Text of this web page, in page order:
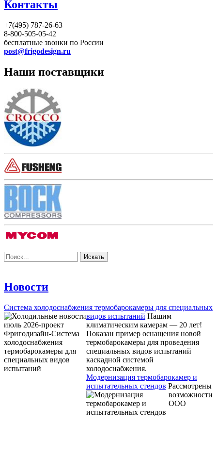
Контакты
+7(495) 787-26-63
8-800-505-05-42
бесплатные звонки по России
post@frigodesign.ru
Наши поставщики
Новости
Система холодоснабжения термобарокамеры для специальных
видов испытаний Нашим
климатическим камерам — 20 лет!
Показан пример оснащения новой
термобарокамеры для проведения
специальных видов испытаний
каскадной системой
холодоснабжения.
Модернизация термобарокамер и
испытательных стендов Рассмотрены
возможности
ООО